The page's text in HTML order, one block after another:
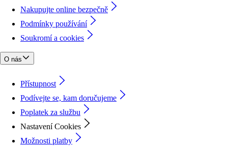
Nakupujte online bezpečně
Podmínky používání
Soukromí a cookies
O nás
Přístupnost
Podívejte se, kam doručujeme
Poplatek za službu
Nastavení Cookies
Možnosti platby